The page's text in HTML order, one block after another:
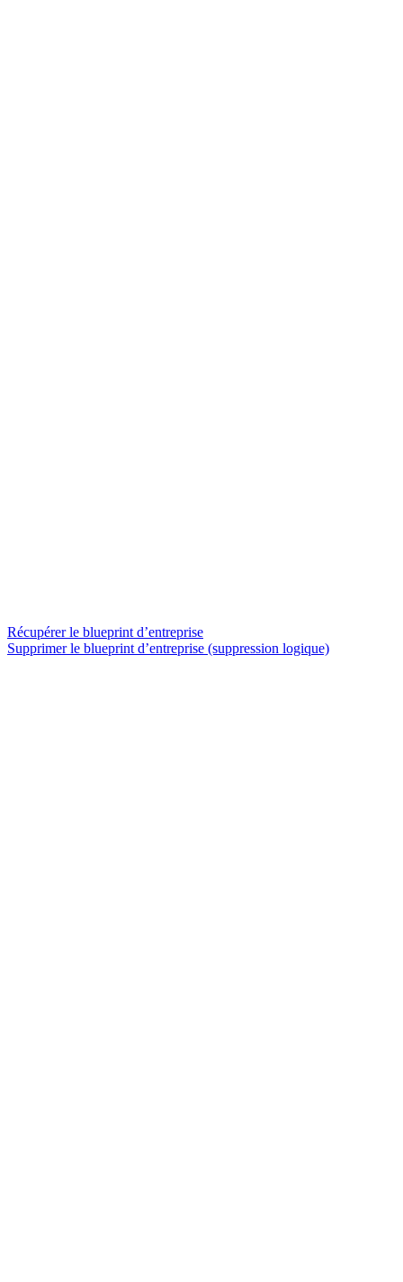
Récupérer le blueprint d’entreprise
Supprimer le blueprint d’entreprise (suppression logique)